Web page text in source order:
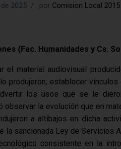
2025 por Comision Local 2015
(Fac. Humanidades y Cs.
el material audiovisual
produjeron; establecer
los usos que se le
observar la evolución que en
a altibajos en dicha
la sancionada Ley de Servicios
consistente en la